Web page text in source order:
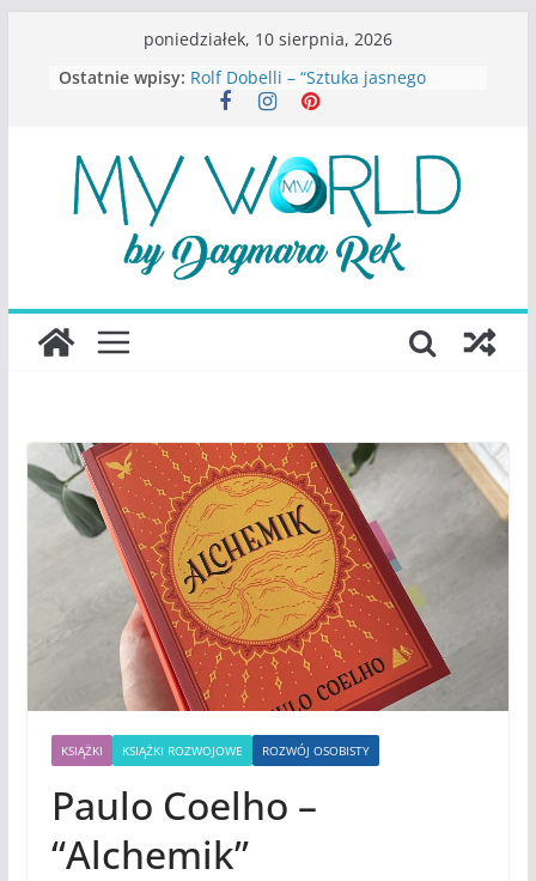
poniedziałek, 10 sierpnia, 2026
Ostatnie wpisy: Rolf Dobelli – “Sztuka jasnego
myślenia”
Konstancina. Sekrety seksbiznesu”
Katarzyna Lewandowicz – Zanim
straciliśmy siebie
Judith Joseph – “Wysoko
funkcjonująca depresja”
S.Wynn-Williams – “Bezwzględni. O
największego portalu
KSIĄŻKI KSIĄŻKI ROZWOJOWE ROZWÓJ OSOBISTY
Paulo Coelho –
“Alchemik”